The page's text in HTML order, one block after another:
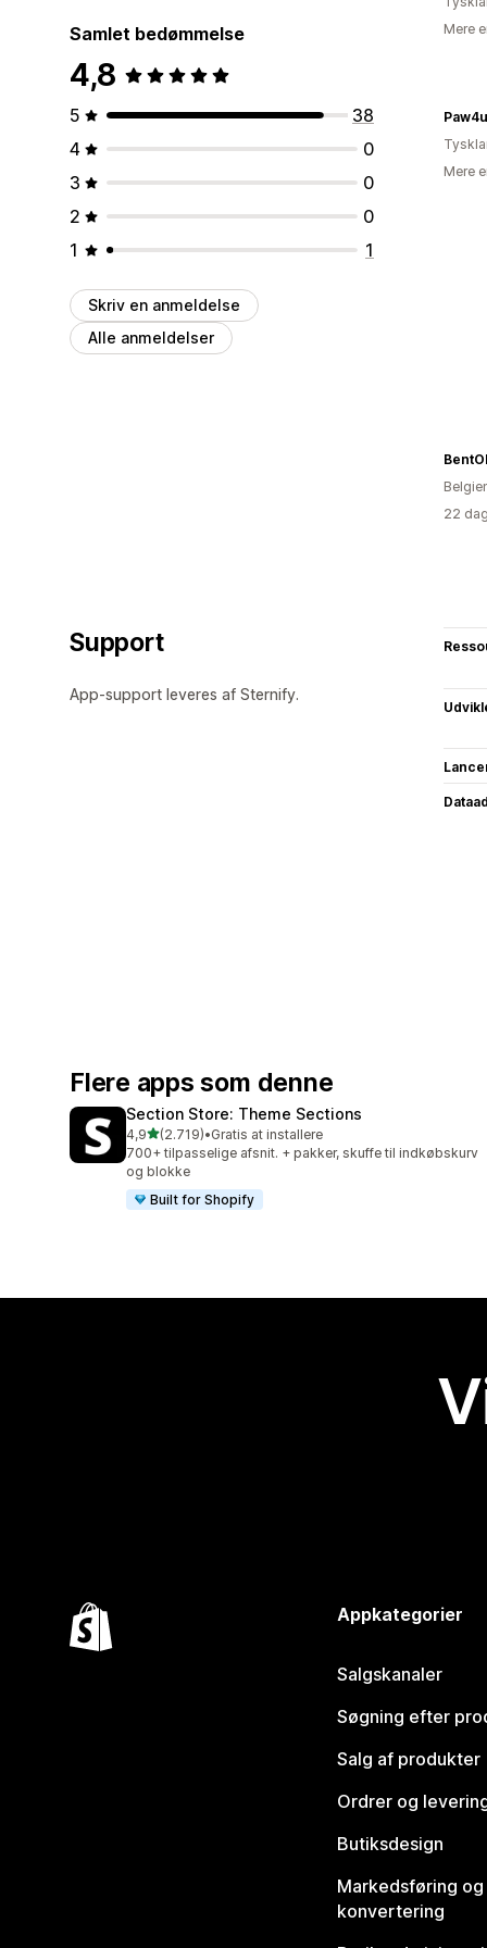
Samlet bedømmelse
4,8
5
38
4
0
3
0
2
0
1
1
Skriv en anmeldelse
Alle anmeldelser
Mere
Paw4u
Mere
22
Support
App-support leveres af Sternify.
Flere apps som denne
Section Store: Theme Sections
4,9ud af 5 stjerner
(2.719)
2719 anmeldelser i alt
•Gratis at installere
700+ tilpasselige afsnit. + pakker, skuffe til indkøbskurv
og blokke
Built for Shopify
Appkategorier
Salgskanaler
Søgning efter
Salg af produkter
Ordrer og
Butiksdesign
Markedsføring og
konvertering